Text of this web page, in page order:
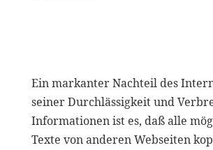
Ein markanter Nachteil des
seiner Durchlässigkeit und
Informationen ist es, daß alle
Texte von anderen Webseiten